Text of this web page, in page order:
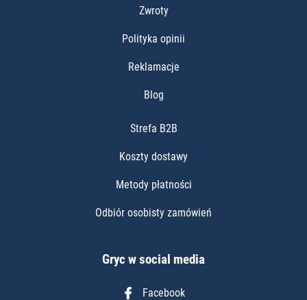
Zwroty
Polityka opinii
Reklamacje
Blog
Strefa B2B
Koszty dostawy
Metody płatności
Odbiór osobisty zamówień
Gryc w social media
Facebook